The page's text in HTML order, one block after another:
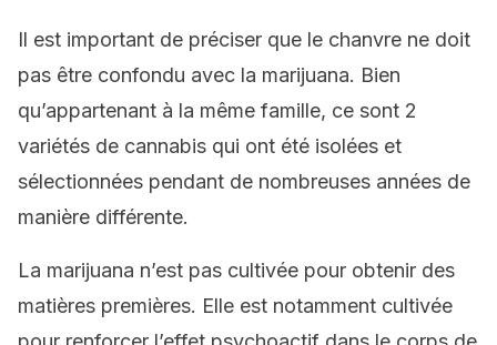
Il est important de préciser que le chanvre ne doit
pas être confondu avec la marijuana. Bien
qu’appartenant à la même famille, ce sont 2
variétés de cannabis qui ont été isolées et
sélectionnées pendant de nombreuses années de
manière différente.
La marijuana n’est pas cultivée pour obtenir des
matières premières. Elle est notamment cultivée